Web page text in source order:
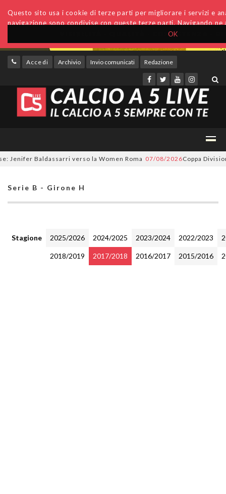
OK
Questo sito usa i cookie di terze parti per migliorare i servizi e
navigazione sono condivise con queste terze parti. Navigando
Accedi Archivio Invio comunicati Redazione
Baldassarri verso la Women Roma 07/08/2026Coppa Divisione,
Serie B - Girone H
Stagione 2025/2026 2024/2025 2023/2024 2022/2023
2018/2019 2017/2018 2016/2017 2015/2016